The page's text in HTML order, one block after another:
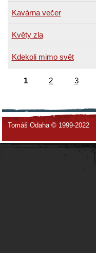
Kavárna večer
Květy zla
Kdekoli mimo svět
1 2 3
Tomáš Odaha © 1999-2022